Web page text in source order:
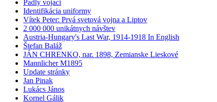
Padly vojaci
Identifikácia uniformy
Vítek Peter: Prvá svetová vojna a Liptov
2 000 000 unikátnych návštev
Austria-Hungary's Last War, 1914-1918 In English
Štefan Baláž
JÁN CHRENKO, nar. 1898, Zemianske Lieskové
Mannlicher M1895
Update stránky
Jan Pinak
Lukács János
Kornel Gálik